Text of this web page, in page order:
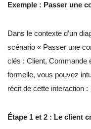
Exemple : Passer une
Dans le contexte d’un
scénario « Passer une
clés : Client, Commande
formelle, vous pouvez
récit de cette interaction :
Étape 1 et 2 : Le client